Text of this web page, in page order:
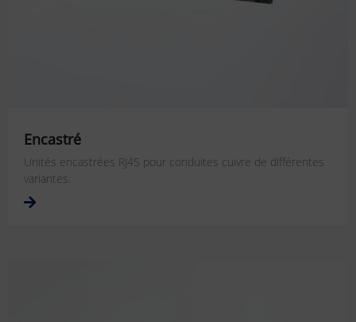
Encastré
Unités encastrées RJ45 pour conduites cuivre de différentes
variantes.